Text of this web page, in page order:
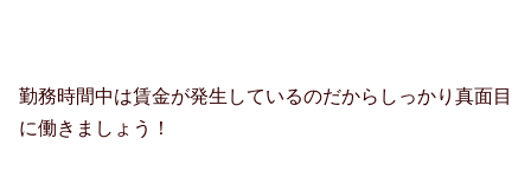
勤務時間中は賃金が発生しているのだからしっかり真面目
に働きましょう！